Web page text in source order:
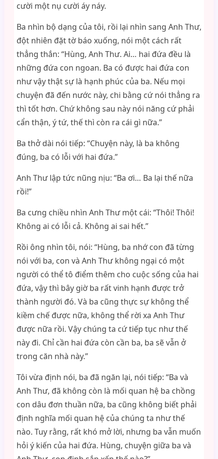
cười một nụ cười áy náy.
Ba nhìn bộ dạng của tôi, rồi lại nhìn sang Anh Thư,
đột nhiên đặt tờ báo xuống, nói một cách rất
thẳng thắn: “Hùng, Anh Thư. Ai… hai đứa đều là
những đứa con ngoan. Ba có được hai đứa con
như vậy thật sự là hạnh phúc của ba. Nếu mọi
chuyện đã đến nước này, chi bằng cứ nói thẳng ra
thì tốt hơn. Chứ không sau này nói năng cứ phải
cẩn thận, ý tứ, thế thì còn ra cái gì nữa.”
Ba thở dài nói tiếp: “Chuyện này, là ba không
đúng, ba có lỗi với hai đứa.”
Anh Thư lập tức nũng nịu: “Ba ơi… Ba lại thế nữa
rồi!”
Ba cưng chiều nhìn Anh Thư một cái: “Thôi! Thôi!
Không ai có lỗi cả. Không ai sai hết.”
Rồi ông nhìn tôi, nói: “Hùng, ba nhớ con đã từng
nói với ba, con và Anh Thư không ngại có một
người có thể tô điểm thêm cho cuộc sống của hai
đứa, vậy thì bây giờ ba rất vinh hạnh được trở
thành người đó. Và ba cũng thực sự không thể
kiềm chế được nữa, không thể rời xa Anh Thư
được nữa rồi. Vậy chúng ta cứ tiếp tục như thế
này đi. Chỉ cần hai đứa còn cần ba, ba sẽ vẫn ở
trong căn nhà này.”
Tôi vừa định nói, ba đã ngăn lại, nói tiếp: “Ba và
Anh Thư, đã không còn là mối quan hệ ba chồng
con dâu đơn thuần nữa, ba cũng không biết phải
định nghĩa mối quan hệ của chúng ta như thế
nào. Tuy rằng, rất khó mở lời, nhưng ba vẫn muốn
hỏi ý kiến của hai đứa. Hùng, chuyện giữa ba và